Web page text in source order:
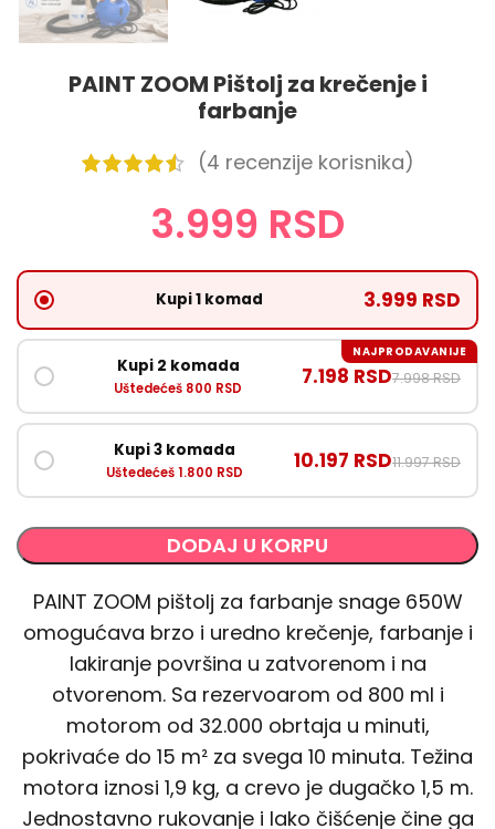
PAINT ZOOM Pištolj za krečenje i
farbanje
(4 recenzije korisnika)
3.999 RSD
Kupi 1 komad 3.999 RSD
Kupi 2 komada
Uštedećeš 800 RSD 7.198 RSD7.998 RSD
NAJPRODAVANIJE
Kupi 3 komada
Uštedećeš 1.800 RSD 10.197 RSD11.997 RSD
DODAJ U KORPU
PAINT ZOOM pištolj za farbanje snage 650W
omogućava brzo i uredno krečenje, farbanje i
lakiranje površina u zatvorenom i na
otvorenom. Sa rezervoarom od 800 ml i
motorom od 32.000 obrtaja u minuti,
pokrivaće do 15 m² za svega 10 minuta. Težina
motora iznosi 1,9 kg, a crevo je dugačko 1,5 m.
Jednostavno rukovanje i lako čišćenje čine ga